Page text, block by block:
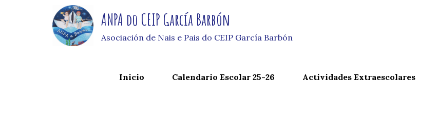
ANPA do CEIP García Barbón
Asociación de Nais e Pais do CEIP García Barbón
Inicio Calendario Escolar 25-26 Actividades Extraescolares